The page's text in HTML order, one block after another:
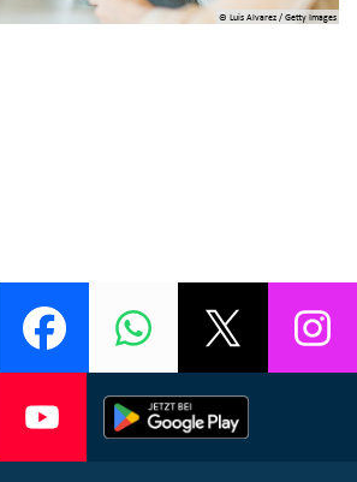
© Luis Alvarez / Getty Images